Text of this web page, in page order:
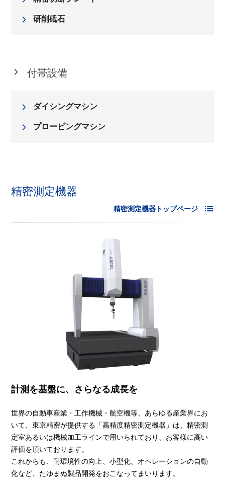
研削砥石
付帯設備
ダイシングマシン
プロービングマシン
精密測定機器
精密測定機器トップページ
計測を基盤に、さらなる成長を
世界の自動車産業・工作機械・航空機等、あらゆる産業界にお
いて、東京精密が提供する「高精度精密測定機器」は、精密測
定室あるいは機械加工ラインで用いられており、お客様に高い
評価を頂いております。
これからも、耐環境性の向上、小型化、オペレーションの自動
化など、たゆまぬ製品開発をおこなってまいります。